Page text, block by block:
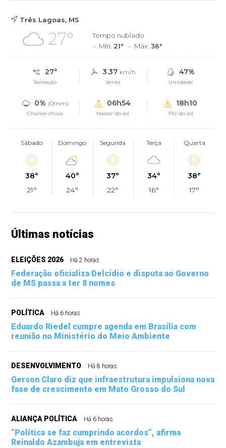
Três Lagoas, MS
27°
Tempo nublado
Mín. 21° Máx.36°
27°
Sensação
3.37 km/h
Vento
47%
Umidade
0% (0mm)
Chance chuva
06h54
Nascer do sol
18h10
Pôr do sol
Sábado
38°
21°
Domingo
40°
24°
Segunda
37°
22°
Terça
34°
16°
Quarta
38°
17°
Últimas notícias
ELEIÇÕES 2026 Há 2 horas
Federação oficializa Delcídio e disputa ao Governo
de MS passa a ter 8 nomes
POLÍTICA Há 6 horas
Eduardo Riedel cumpre agenda em Brasília com
reunião no Ministério do Meio Ambiente
DESENVOLVIMENTO Há 8 horas
Gerson Claro diz que infraestrutura impulsiona nova
fase de crescimento em Mato Grosso do Sul
ALIANÇA POLÍTICA Há 6 horas
“Política se faz cumprindo acordos”, afirma
Reinaldo Azambuja em entrevista